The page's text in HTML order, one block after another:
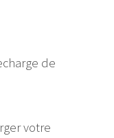
de
votre